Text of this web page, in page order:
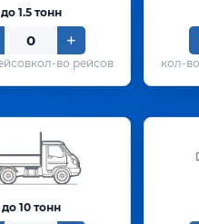
до 1.5 тонн
кол-во рейсов
до 10 тонн